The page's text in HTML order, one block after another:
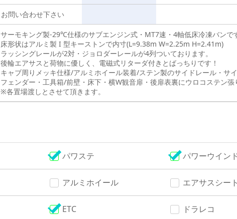
お問い合わせ下さい
サーモキング製-29℃仕様のサブエンジン式・MT7速・4軸低床冷凍バンで
床形状はアルミ製 I 型キーストンで内寸(L=9.38m W=2.25m H=2.41m)
ラッシングレールが2対・ジョロダーレールが4列ついております。
後輪エアサスと荷物に優しく、電磁式リターダ付きとばっちりです！
キャブ周りメッキ仕様/アルミホイール装着/ステン製のサイドレール・サ
フェンダー・工具箱/前壁・床下・横W観音扉・後扉表裏にウロコステン張
※各置場渡しとさせて頂きます。
パワステ パワーウイン
アルミホイール エアサスシート
ETC ドラレコ